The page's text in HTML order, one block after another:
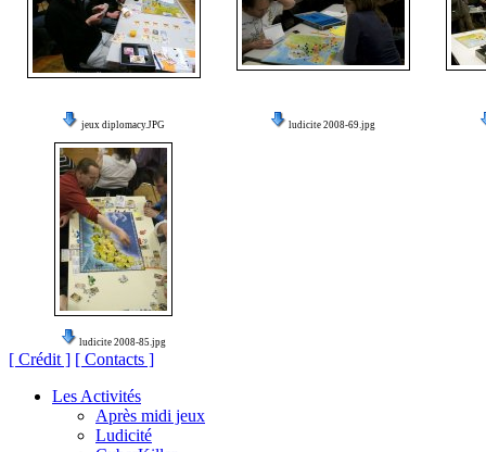
jeux diplomacy.JPG ludicite 2008-69.jpg
ludicite 2008-85.jpg
[ Crédit ] [ Contacts ]
Les Activités
Après midi jeux
Ludicité